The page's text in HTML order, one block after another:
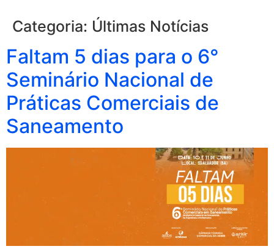
Categoria: Últimas Notícias
Faltam 5 dias para o 6°
Seminário Nacional de
Práticas Comerciais de
Saneamento